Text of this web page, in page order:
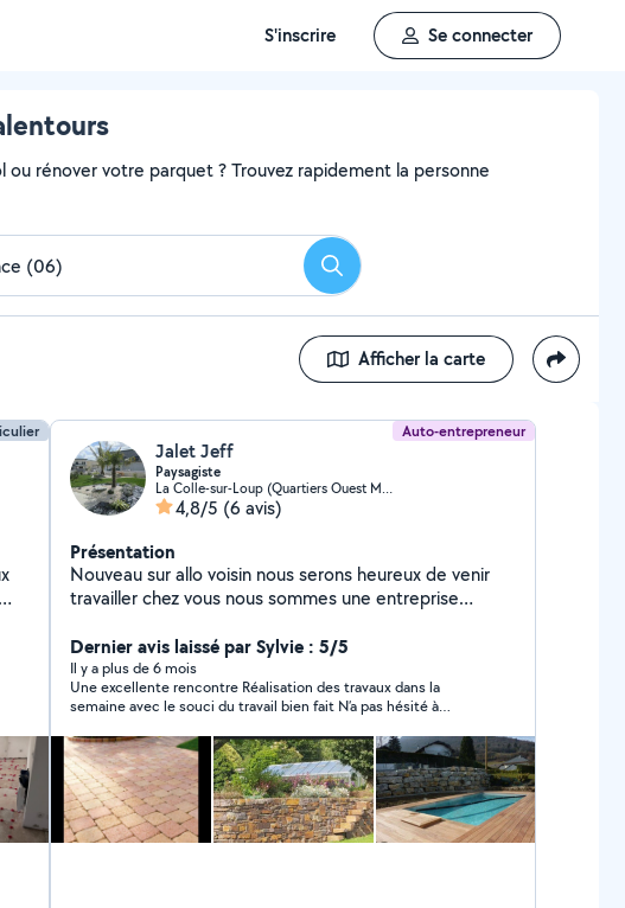
S'inscrire Se connecter
rénover votre parquet ? Trouvez rapidement la personne
Rechercher
Afficher la carte
Auto-entrepreneur
Jalet Jeff
Paysagiste
La Colle-sur-Loup (Quartiers Ouest Montgros-Montmeuille)
4,8/5 (6 avis)
Présentation
Nouveau sur allo voisin nous serons heureux de venir
travailler chez vous nous sommes une entreprise
pose de dallage , mur en pierre , terrasse en bois ou
composite .
Dernier avis laissé par Sylvie : 5/5
Il y a plus de 6 mois
Une excellente rencontre Réalisation des travaux dans la
semaine avec le souci du travail bien fait N’a pas hésité à